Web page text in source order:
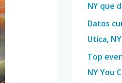
NY que
Datos
Utica, NY
Top
NY You